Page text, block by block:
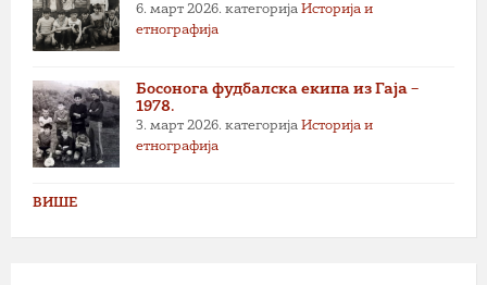
6. март 2026. категорија Историја и
етнографија
Босонога фудбалска екипа из Гаја –
1978.
3. март 2026. категорија Историја и
етнографија
ВИШЕ